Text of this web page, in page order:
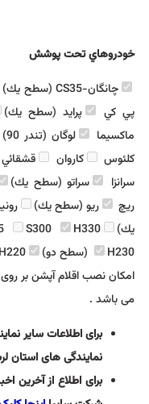
خودروهاي تحت پوشش
چانگان-CS35 (سطح يك)
پي كي
پرايد (سطح يك)
ماكسيما
لوگان (تندر 90) (سطح يك)
كلئوس
كاروان قشقائي
سرانزا
سراتو (سطح يك)
ريچ
ريو (سطح يك)
يك)
S300 H330 (سطح دو)
H230 (سطح دو)
H220 (سطح دو)
امکان نصب اقلام آپشن بر
می باشد .
برای اطلاعات سایر
نمایندگی های استان
برای اطلاع از آخرین